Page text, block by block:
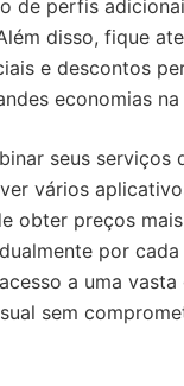
de perfis
disso, fique
e descontos
economias na
seus serviços
vários
obter preços
por cada
a uma vasta
sem